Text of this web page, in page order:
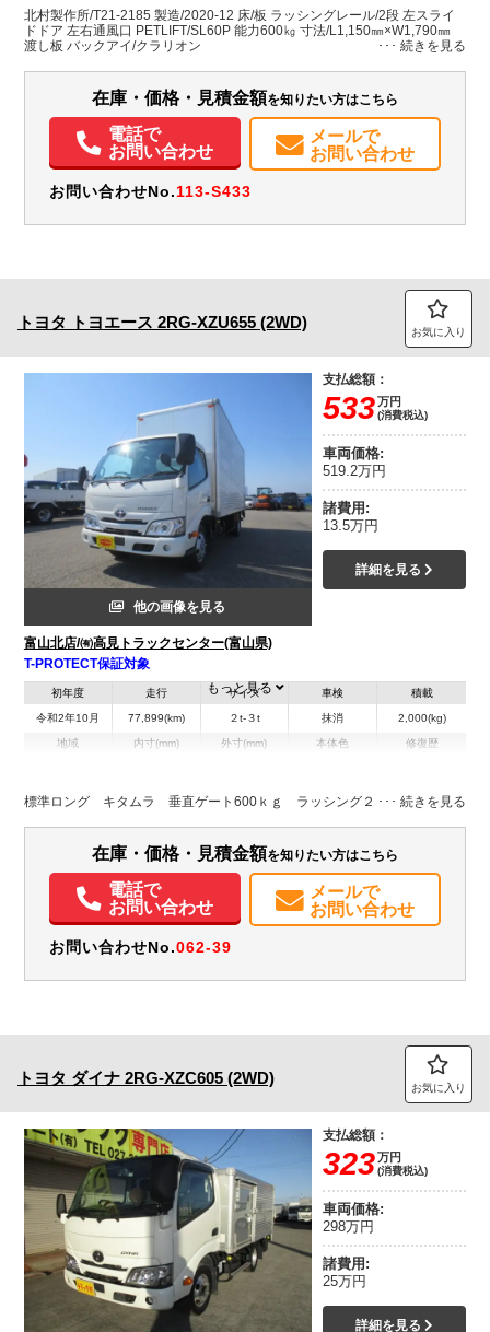
H:2,160
H:3,020
北村製作所/T21-2185 製造/2020-12 床/板 ラッシングレール/2段 左スライ
ドドア 左右通風口 PETLIFT/SL60P 能力600㎏ 寸法/L1,150㎜×W1,790㎜
渡し板 バックアイ/クラリオン
在庫・価格・見積金額を知りたい方はこちら
電話で
お問い合わせ
メールで
お問い合わせ
お問い合わせNo.113-S433
トヨタ トヨエース 2RG-XZU655 (2WD) お気に入り
他の画像を見る
富山北店/㈲高見トラックセンター(富山県)
T-PROTECT保証対象
支払総額：
533万円
(消費税込)
車両価格:
519.2万円
諸費用:
13.5万円
詳細を見る
初年度
令和2年10月
走行
77,899(km)
サイズ
２t-３t
車検
抹消
積載
2,000(kg)
地域 内寸(mm)
H:2,120
外寸(mm)
H:3,000
本体色 修復歴
もっと見る
標準ロング キタムラ 垂直ゲート600ｋｇ ラッシング２段
在庫・価格・見積金額を知りたい方はこちら
電話で
お問い合わせ
メールで
お問い合わせ
お問い合わせNo.062-39
トヨタ ダイナ 2RG-XZC605 (2WD) お気に入り
支払総額：
323万円
(消費税込)
車両価格:
298万円
諸費用:
25万円
詳細を見る